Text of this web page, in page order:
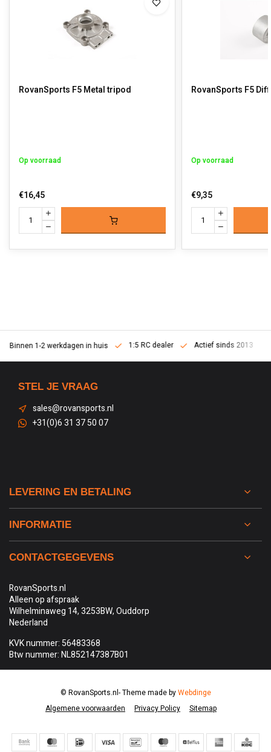
RovanSports F5 Metal tripod
Op voorraad
€16,45
RovanSports F5
Op voorraad
€9,35
Binnen 1-2 werkdagen in huis 1:5 RC dealer Actief sinds 2013
STEL JE VRAAG
sales@rovansports.nl
+31(0)6 31 37 50 07
LEVERING EN BETALING
INFORMATIE
CONTACTGEGEVENS
RovanSports.nl
Alleen op afspraak
Wilhelminaweg 14, 3253BW, Ouddorp
Nederland
KVK nummer: 56483368
Btw nummer: NL852147387B01
Algemene voorwaarden Privacy Policy Sitemap
© RovanSports.nl- Theme made byWebdinge